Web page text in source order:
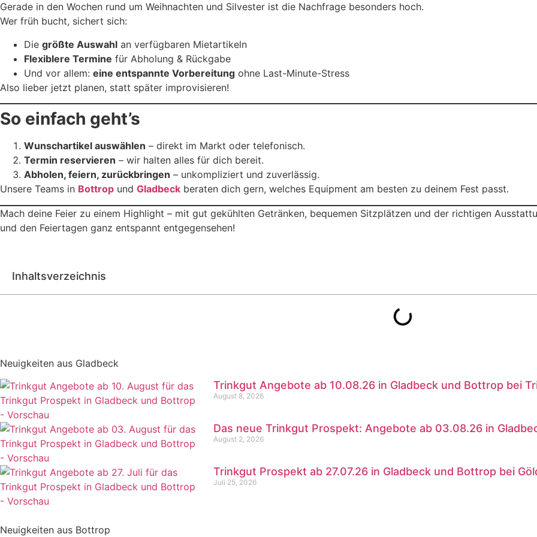
Gerade in den Wochen rund um Weihnachten und Silvester ist die Nachfrage besonders hoch.
Wer früh bucht, sichert sich:
Die größte Auswahl an verfügbaren Mietartikeln
Flexiblere Termine für Abholung & Rückgabe
Und vor allem: eine entspannte Vorbereitung ohne Last-Minute-Stress
Also lieber jetzt planen, statt später improvisieren!
So einfach geht’s
Wunschartikel auswählen – direkt im Markt oder telefonisch.
Termin reservieren – wir halten alles für dich bereit.
Abholen, feiern, zurückbringen – unkompliziert und zuverlässig.
Unsere Teams in Bottrop und Gladbeck beraten dich gern, welches Equipment am besten zu deinem Fest passt.
Mach deine Feier zu einem Highlight – mit gut gekühlten Getränken, bequemen Sitzplätzen und der richtigen
und den Feiertagen ganz entspannt entgegensehen!
Inhaltsverzeichnis
Neuigkeiten aus Gladbeck
Trinkgut Angebote ab 10.08.26 in Gladbeck und Bottrop bei
August 8, 2026
Das neue Trinkgut Prospekt: Angebote ab 03.08.26 in
August 2, 2026
Trinkgut Prospekt ab 27.07.26 in Gladbeck und Bottrop bei
Juli 25, 2026
Neuigkeiten aus Bottrop